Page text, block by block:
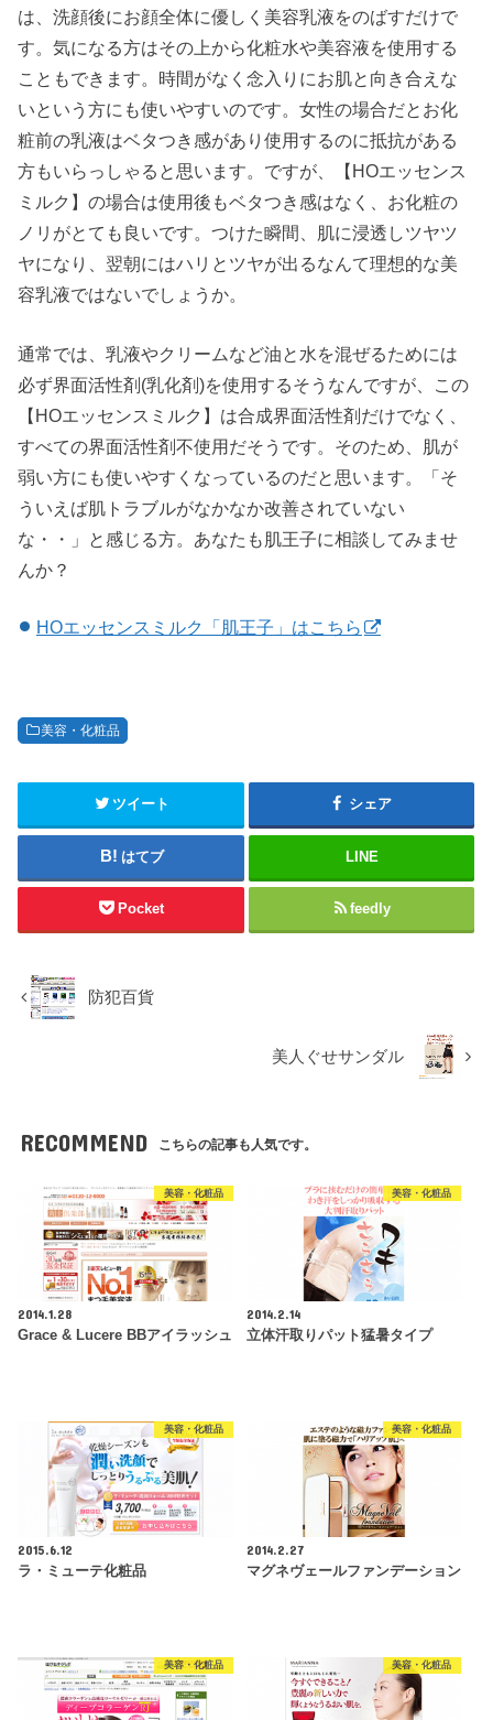
は、洗顔後にお顔全体に優しく美容乳液をのばすだけで
す。気になる方はその上から化粧水や美容液を使用する
こともできます。時間がなく念入りにお肌と向き合えな
いという方にも使いやすいのです。女性の場合だとお化
粧前の乳液はベタつき感があり使用するのに抵抗がある
方もいらっしゃると思います。ですが、【HOエッセンス
ミルク】の場合は使用後もベタつき感はなく、お化粧の
ノリがとても良いです。つけた瞬間、肌に浸透しツヤツ
ヤになり、翌朝にはハリとツヤが出るなんて理想的な美
容乳液ではないでしょうか。
通常では、乳液やクリームなど油と水を混ぜるためには
必ず界面活性剤(乳化剤)を使用するそうなんですが、この
【HOエッセンスミルク】は合成界面活性剤だけでなく、
すべての界面活性剤不使用だそうです。そのため、肌が
弱い方にも使いやすくなっているのだと思います。「そ
ういえば肌トラブルがなかなか改善されていない
な・・」と感じる方。あなたも肌王子に相談してみませ
んか？
HOエッセンスミルク「肌王子」はこちら
美容・化粧品
ツイート シェア
はてブ LINE
Pocket feedly
防犯百貨
美人ぐせサンダル
RECOMMEND こちらの記事も人気です。
美容・化粧品
2014.1.28
Grace & Lucere BBアイラッシュ
美容・化粧品
2014.2.14
立体汗取りパット猛暑タイプ
美容・化粧品
2015.6.12
ラ・ミューテ化粧品
美容・化粧品
2014.2.27
マグネヴェールファンデーション
美容・化粧品 美容・化粧品